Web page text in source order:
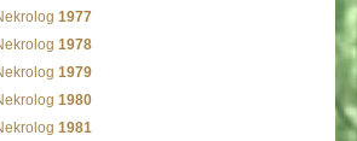
1977
1978
1979
1980
1981